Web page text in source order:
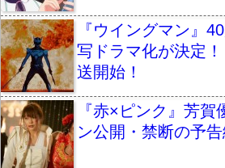
『ウイングマン』
写ドラマ化が決定
送開始！
『赤×ピンク』芳
ン公開・禁断の予告